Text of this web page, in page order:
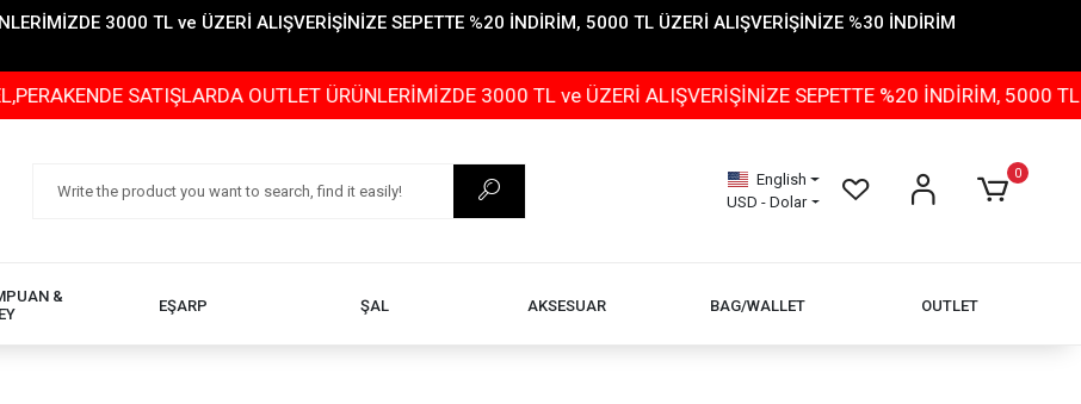
3000 TL ve ÜZERİ ALIŞVERİŞİNİZE SEPETTE %20 İNDİRİM, 5000 TL ÜZERİ ALIŞVERİŞİNİZE %30 İNDİRİM
SATIŞLARDA OUTLET ÜRÜNLERİMİZDE 3000 TL ve ÜZERİ ALIŞVERİŞİNİZE SEPETTE %20 İNDİRİM, 5000 TL ÜZERİ
English
USD - Dolar
0
&
EŞARP ŞAL AKSESUAR BAG/WALLET OUTLET